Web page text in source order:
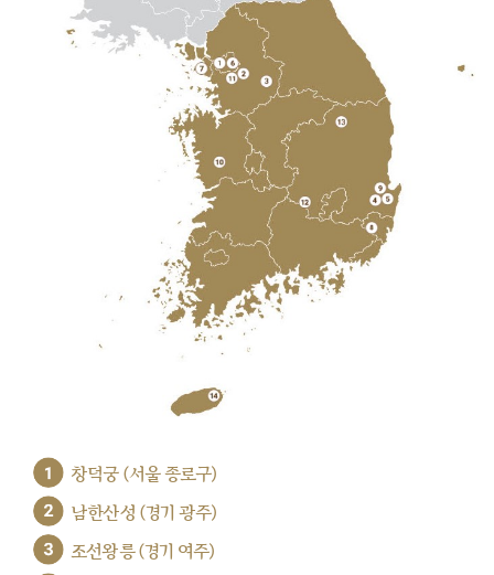
1 창덕궁 (서울 종로구)
2 남한산성 (경기 광주)
3 조선왕릉 (경기 여주)